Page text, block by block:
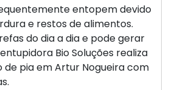
entopem devido
e restos de alimentos.
do dia a dia e pode gerar
Bio Soluções realiza
pia em Artur Nogueira com